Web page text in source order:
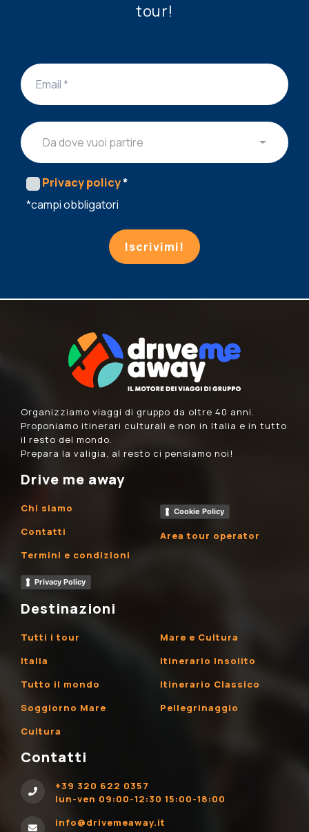
tour!
Da dove vuoi partire
Privacy policy*
*campi obbligatori
Iscrivimi!
Organizziamo viaggi di gruppo da oltre 40 anni.
Proponiamo itinerari culturali e non in Italia e in tutto
il resto del mondo.
Prepara la valigia, al resto ci pensiamo noi!
Drive me away
Chi siamo
Contatti
Termini e condizioni
Privacy Policy
Cookie Policy
Area tour operator
Destinazioni
Tutti i tour
Italia
Tutto il mondo
Soggiorno Mare
Cultura
Mare e Cultura
Itinerario Insolito
Itinerario Classico
Pellegrinaggio
Contatti
+39 320 622 0357
lun-ven 09:00-12:30 15:00-18:00
info@drivemeaway.it